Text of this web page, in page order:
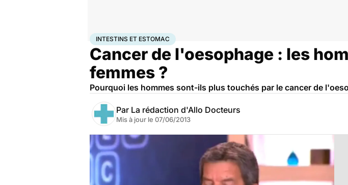
AccueilSanté Intestins et estomac
INTESTINS ET ESTOMAC
Cancer de l'oesophage : les
femmes ?
Pourquoi les hommes sont-ils plus touchés par le cancer de
Par La rédaction d'Allo Docteurs
Mis à jour le 07/06/2013